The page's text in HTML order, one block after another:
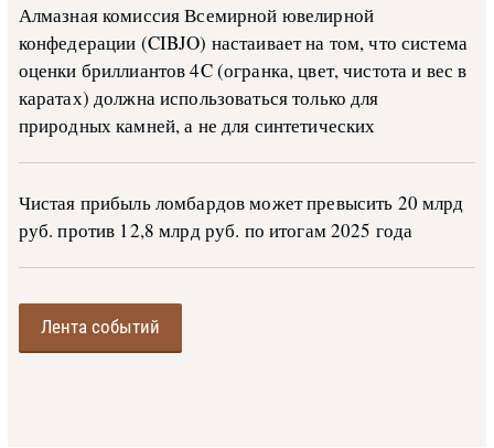
Алмазная комиссия Всемирной ювелирной
конфедерации (CIBJO) настаивает на том, что система
оценки бриллиантов 4C (огранка, цвет, чистота и вес в
каратах) должна использоваться только для
природных камней, а не для синтетических
Чистая прибыль ломбардов может превысить 20 млрд
руб. против 12,8 млрд руб. по итогам 2025 года
Лента событий